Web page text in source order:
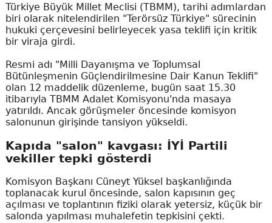
Türkiye Büyük Millet Meclisi (TBMM), tarihi adımlardan
biri olarak nitelendirilen "Terörsüz Türkiye" sürecinin
hukuki çerçevesini belirleyecek yasa teklifi için kritik
bir viraja girdi.
Resmi adı "Milli Dayanışma ve Toplumsal
Bütünleşmenin Güçlendirilmesine Dair Kanun Teklifi"
olan 12 maddelik düzenleme, bugün saat 15.30
itibarıyla TBMM Adalet Komisyonu'nda masaya
yatırıldı. Ancak görüşmeler öncesinde komisyon
salonunun girişinde tansiyon yükseldi.
Kapıda "salon" kavgası: İYİ Partili
vekiller tepki gösterdi
Komisyon Başkanı Cüneyt Yüksel başkanlığında
toplanacak kurul öncesinde, salon kapısının geç
açılması ve toplantının fiziki olarak yetersiz, küçük bir
salonda yapılması muhalefetin tepkisini çekti.